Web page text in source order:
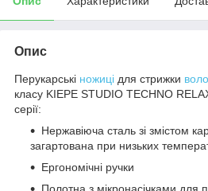
Опис
Перукарські ножиці для стрижки
класу KIEPE STUDIO TECHNO
серії:
Нержавіюча сталь зі змістом
загартована при низьких
Ергономічні ручки
Полотна з мікронасічками для